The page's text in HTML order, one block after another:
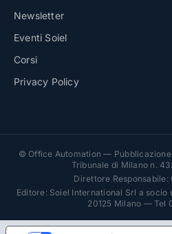
Newsletter
Eventi Soiel
Corsi
Privacy Policy
© Office Automation —
Tribunale di Milano n.
Direttore Responsabile:
Editore: Soiel International Srl a
20125 Milano — Tel